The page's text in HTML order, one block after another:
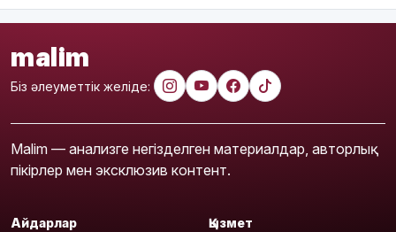
malim
Біз әлеуметтік желіде:
Malim — анализге негізделген материалдар, авторлық
пікірлер мен эксклюзив контент.
Айдарлар Қызмет